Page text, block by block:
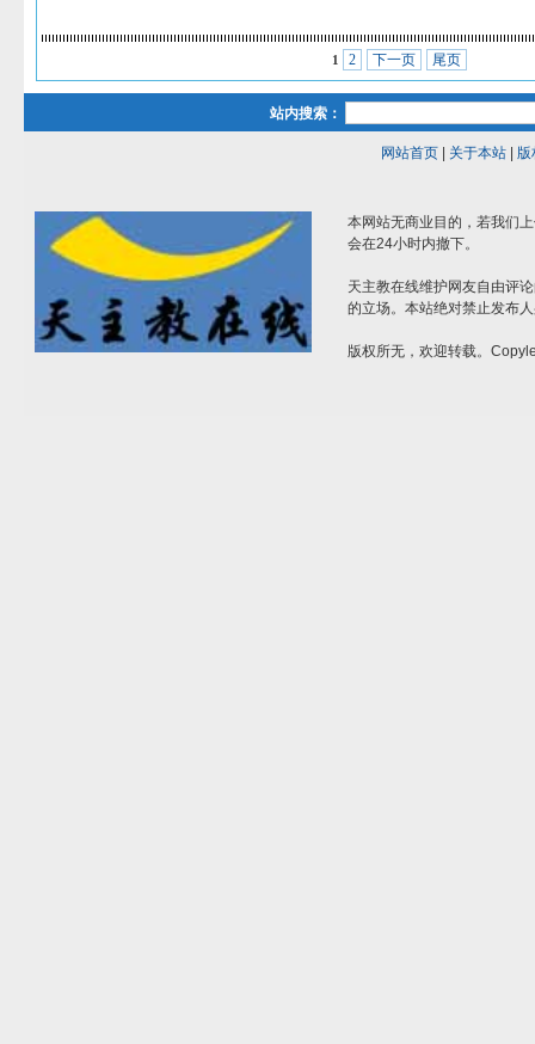
1 2 下一页 尾页
站内搜索：
网站首页| 关于本站| 版
本网站无商业目的，若我们
会在24小时内撤下。
天主教在线维护网友自由评
的立场。本站绝对禁止发布
版权所无，欢迎转载。